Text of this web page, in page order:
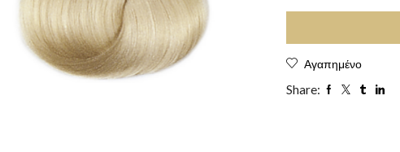
Αγαπημένο
Share: